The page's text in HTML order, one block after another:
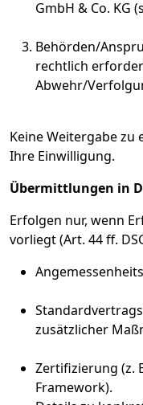
GmbH & Co. KG
Behörden/
rechtlich
Abwehr/
Keine Weitergabe
Ihre Einwilligung.
Übermittlungen in
Erfolgen nur, wenn
vorliegt (Art. 44 ff.
zusätzlicher
Zertifizierung (z.
Framework).